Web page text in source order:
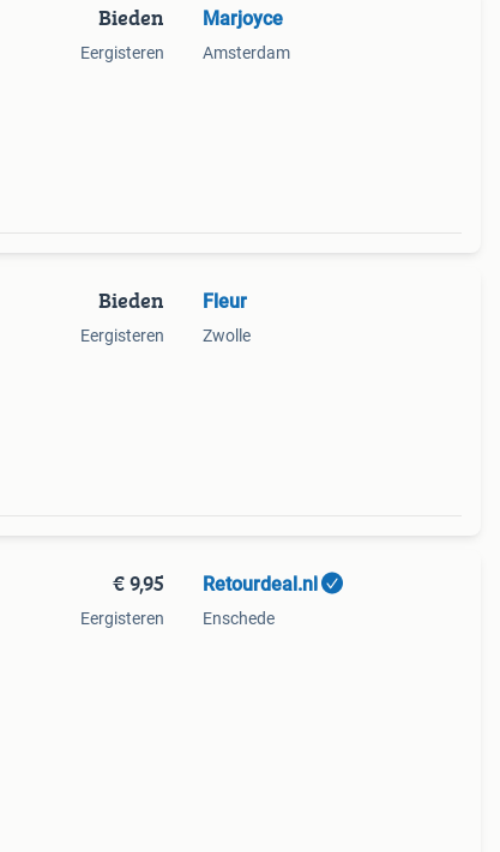
Bieden
Eergisteren
Marjoyce
Amsterdam
Bieden
Eergisteren
Fleur
Zwolle
€ 9,95
Eergisteren
Retourdeal.nl
Enschede